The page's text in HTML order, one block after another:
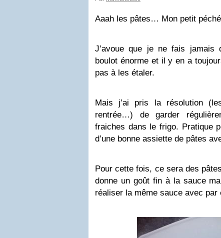
Aaah les pâtes… Mon petit
J’avoue que je ne fais jamais
boulot énorme et il y en a
pas à les étaler.
Mais j’ai pris la résolution
rentrée…) de garder
fraiches dans le frigo. Pratique
d’une bonne assiette de pâtes
Pour cette fois, ce sera des
donne un goût fin à la sauce
réaliser la même sauce avec par